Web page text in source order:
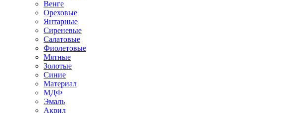
Венге
Ореховые
Янтарные
Сиреневые
Салатовые
Фиолетовые
Мятные
Золотые
Синие
Материал
МДФ
Эмаль
Акрил